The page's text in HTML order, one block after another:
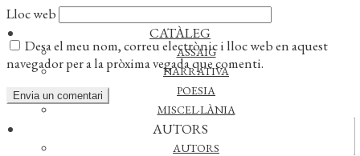
CATÀLEG
ASSAIG
NARRATIVA
POESIA
MISCEL·LÀNIA
AUTORS
AUTORS
Lloc web
Desa el meu nom, correu electrònic i lloc web en aquest
navegador per a la pròxima vegada que comenti.
Actualitat